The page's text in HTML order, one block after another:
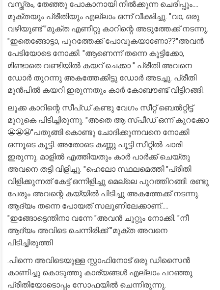
വസ്ത്രം, തേഞ്ഞു പോകാനായി നിൽക്കുന്ന ചെരിപ്പും....
മുക്തയും പ്രീതിയും എല്ലാം ഒന്ന് വീക്ഷിച്ചു. "വാ, ഒരു
വഴിയുണ്ട് "മുക്ത എണീറ്റു കാറിന്റെ അടുത്തേക്ക് നടന്നു.
"ഇതെങ്ങോട്ടാ, പുറത്തേക്ക് പോവുകയാണോ??"അവൻ
പേടിയോടെ നോക്കി. "ആണെന്ന് തന്നെ കൂട്ടിക്കോ,
മിണ്ടാതെ വണ്ടിയിൽ കയറ് ചെക്കാ " പ്രീതി അവനെ
ഡോർ തുറന്നു അകത്തേക്കിട്ടു ഡോർ അടച്ചു. പ്രീതി
മുൻപിൽ കയറി ഇരുന്നതും കാർ കോബൗണ്ട് വിട്ടിറങ്ങി.
ലൂക്ക കാറിന്റെ സീപ്ഡ് കണ്ടു വേഗം സീറ്റ് ബെൽറ്റിട്ട്
മുറുകെ പിടിച്ചിരുന്നു. "അതെ ആ സ്പീഡ് ഒന്ന് കുറക്കോ
😬😬😬"പതുങ്ങി കൊണ്ടു ചോദിക്കുന്നവനെ നോക്കി
ഒന്നൂടെ കൂട്ടി. അതോടെ കണ്ണു പൂട്ടി സീറ്റിൽ ചാരി
ഇരുന്നു. മാളിൽ എത്തിയതും കാർ പാർക്ക് ചെയ്തു
അവനെ തട്ടി വിളിച്ചു. "ഹെലോ സ്ഥലമെത്തി "പ്രീതി
വിളിക്കുന്നത് കേട്ട് ഒന്നിളിച്ചു മെല്ലെ പുറത്തിറങ്ങി. രണ്ടു
പേരും അവന്റെ കയ്യിൽ പിടിച്ചു അകത്തേക്ക് നടന്നു.
ആദ്യം തന്നെ പോയത് സലൂണിലേക്കാണ്.....
"ഇങ്ങോട്ടെന്തിനാ വന്നേ "അവൻ ചുറ്റും നോക്കി. "നീ
ആദ്യം അവിടെ ചെന്നിരിക്ക് "മുക്ത അവനെ
പിടിച്ചിരുത്തി
.പിന്നെ അവിടെയുള്ള സ്റ്റാഫിനോട് ഒരു ഡിസൈൻ
കാണിച്ചു കൊടുത്തു കാര്യങ്ങൾ എല്ലാം പറഞ്ഞു
പ്രീതിയോടൊപ്പം സോഫയിൽ ചെന്നിരുന്നു.